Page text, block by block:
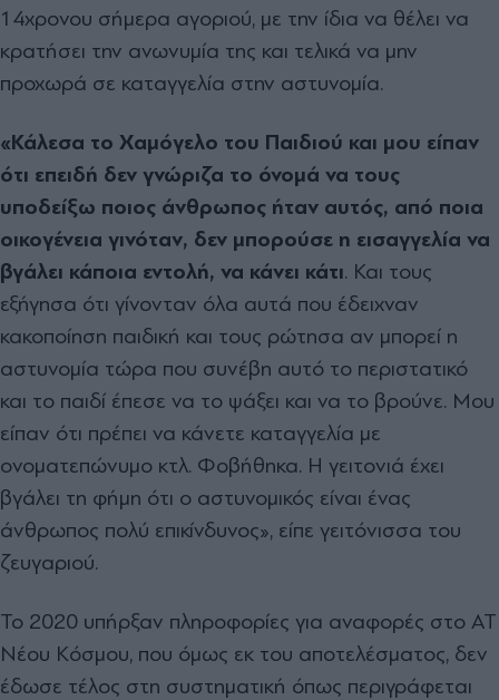
14χρονου σήμερα αγοριού, με την ίδια να θέλει να
κρατήσει την ανωνυμία της και τελικά να μην
προχωρά σε καταγγελία στην αστυνομία.
«Κάλεσα το Χαμόγελο του Παιδιού και μου είπαν
ότι επειδή δεν γνώριζα το όνομά να τους
υποδείξω ποιος άνθρωπος ήταν αυτός, από ποια
οικογένεια γινόταν, δεν μπορούσε η εισαγγελία να
βγάλει κάποια εντολή, να κάνει κάτι. Και τους
εξήγησα ότι γίνονταν όλα αυτά που έδειχναν
κακοποίηση παιδική και τους ρώτησα αν μπορεί η
αστυνομία τώρα που συνέβη αυτό το περιστατικό
και το παιδί έπεσε να το ψάξει και να το βρούνε. Μου
είπαν ότι πρέπει να κάνετε καταγγελία με
ονοματεπώνυμο κτλ. Φοβήθηκα. Η γειτονιά έχει
βγάλει τη φήμη ότι ο αστυνομικός είναι ένας
άνθρωπος πολύ επικίνδυνος», είπε γειτόνισσα του
ζευγαριού.
Το 2020 υπήρξαν πληροφορίες για αναφορές στο ΑΤ
Νέου Κόσμου, που όμως εκ του αποτελέσματος, δεν
έδωσε τέλος στη συστηματική όπως περιγράφεται